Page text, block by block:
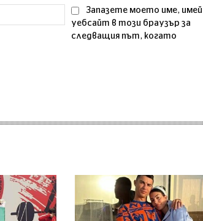
Email:*Запазете моето име,
уебсайт в този браузър за
следващия път, когато